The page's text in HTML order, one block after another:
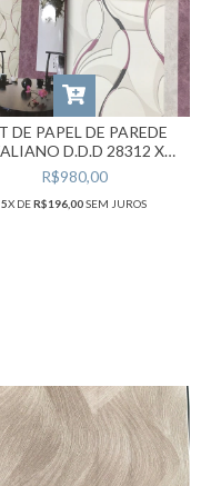
DE PAPEL DE PAREDE
D.D.D 28312 X
28385 X 28391
R$980,00
5X DER$196,00SEM JUROS